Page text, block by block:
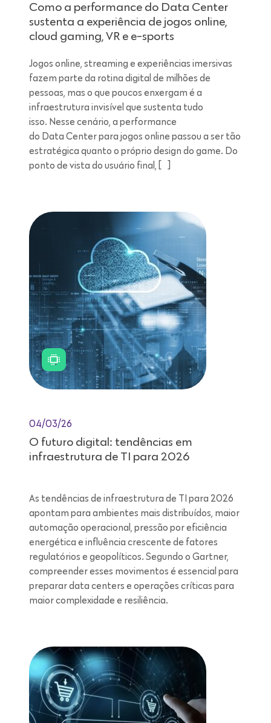
Como a performance do Data Center
sustenta a experiência de jogos online,
cloud gaming, VR e e-sports
Jogos online, streaming e experiências imersivas
fazem parte da rotina digital de milhões de
pessoas, mas o que poucos enxergam é a
infraestrutura invisível que sustenta tudo
isso. Nesse cenário, a performance
do Data Center para jogos online passou a ser tão
estratégica quanto o próprio design do game. Do
ponto de vista do usuário final, […]
04/03/26
O futuro digital: tendências em
infraestrutura de TI para 2026
As tendências de infraestrutura de TI para 2026
apontam para ambientes mais distribuídos, maior
automação operacional, pressão por eficiência
energética e influência crescente de fatores
regulatórios e geopolíticos. Segundo o Gartner,
compreender esses movimentos é essencial para
preparar data centers e operações críticas para
maior complexidade e resiliência.